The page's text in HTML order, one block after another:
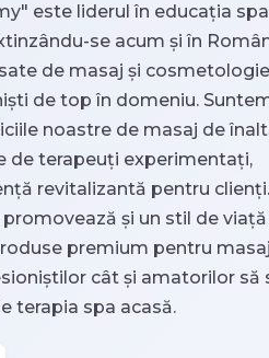
este liderul în educația
se acum și în
de masaj și
de top în domeniu.
noastre de masaj de
de terapeuți experimentați,
revitalizantă pentru clienți.
și un stil de viață
premium pentru
cât și amatorilor să
terapia spa acasă.